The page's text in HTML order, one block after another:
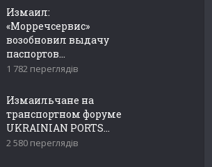
Измаил:
«Морречсервис»
возобновил выдачу
паспортов...
1 782 переглядів
Измаильчане на
транспортном форуме
UKRAINIAN PORTS...
2 580 переглядів